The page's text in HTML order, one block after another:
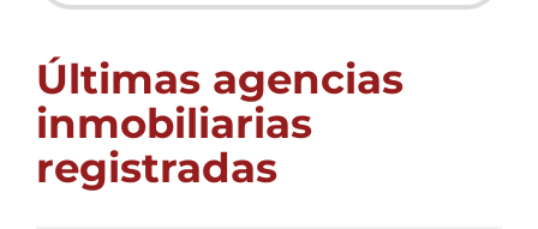
Últimas agencias
inmobiliarias
registradas